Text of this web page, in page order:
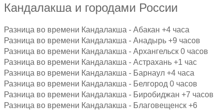
Кандалакша и городами России
Разница во времени Кандалакша - Абакан +4 часа
Разница во времени Кандалакша - Анадырь +9 часов
Разница во времени Кандалакша - Архангельск 0 часов
Разница во времени Кандалакша - Астрахань +1 час
Разница во времени Кандалакша - Барнаул +4 часа
Разница во времени Кандалакша - Белгород 0 часов
Разница во времени Кандалакша - Биробиджан +7 часов
Разница во времени Кандалакша - Благовещенск +6